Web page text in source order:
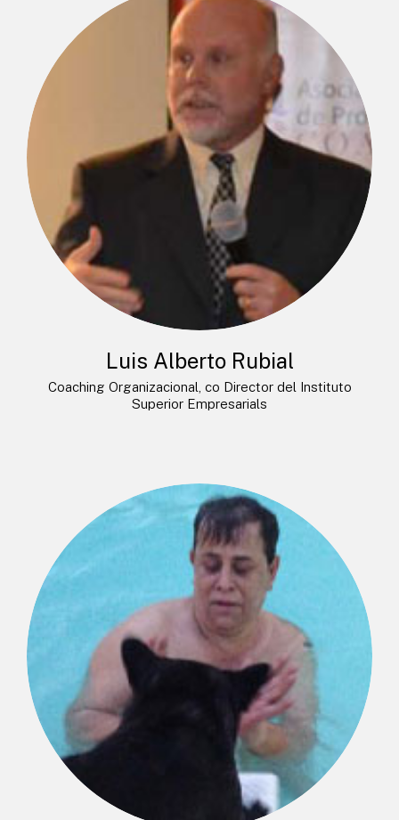
Luis Alberto Rubial
Coaching Organizacional, co Director del Instituto
Superior Empresarials